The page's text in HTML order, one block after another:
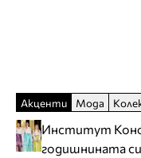
Акценти Мода
Институт
годишнината